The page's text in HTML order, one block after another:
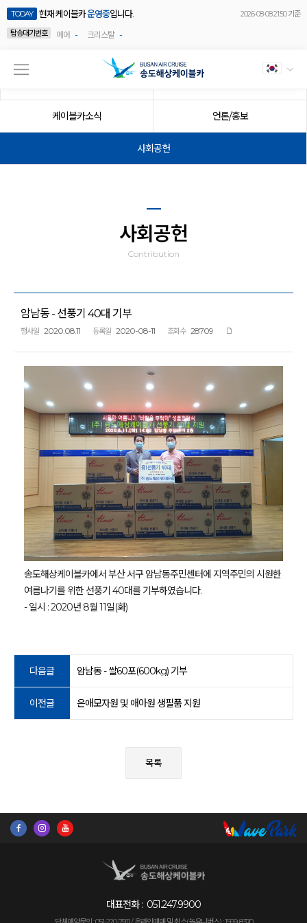
TODAY 현재 케이블카운영중입니다.
2026-08-08 21:50 기준
탑승대기번호
에어 - 크리스탈 -
케이블카소식 언론/홍보
사회공헌
사회공헌
Contribution
암남동 - 선풍기 40대 기부
행사일 2020.08.11 등록일 2020-08-11 조회수 28709
송도해상케이블카에서 부산 서구 암남동주민센터에 지역주민의 시원한
여름나기를 위한 선풍기 40대를 기부하였습니다.
- 일시 : 2020년 8월 11일(화)
다음글 암남동 - 쌀60포(600kg) 기부
이전글 은애모자원 및 애아원 생필품 지원
목록
대표전화 : 051.247.9900